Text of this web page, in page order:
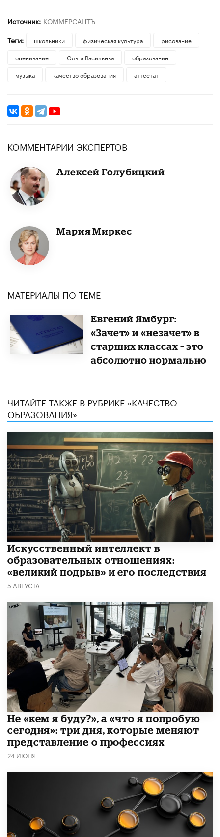
Источник: КОММЕРСАНТЪ
Теги:
школьники физическая культура
рисование
оценивание
Ольга Васильева
образование
музыка
качество образования аттестат
КОММЕНТАРИИ ЭКСПЕРТОВ
Алексей Голубицкий
Мария Миркес
МАТЕРИАЛЫ ПО ТЕМЕ
Евгений Ямбург:
«Зачет» и «незачет» в
старших классах – это
абсолютно нормально
ЧИТАЙТЕ ТАКЖЕ В РУБРИКЕ «КАЧЕСТВО
ОБРАЗОВАНИЯ»
​Искусственный интеллект в
образовательных отношениях:
«великий подрыв» и его последствия
5 АВГУСТА
Не «кем я буду?», а «что я попробую
сегодня»: три дня, которые меняют
представление о профессиях
24 ИЮНЯ